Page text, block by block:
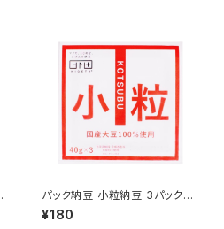
パック納豆 小粒納豆 3パック
（国産）
¥180